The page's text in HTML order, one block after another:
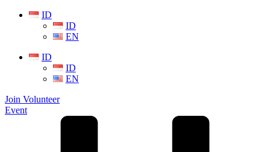
ID
ID
EN
ID
ID
EN
Join Volunteer
Event